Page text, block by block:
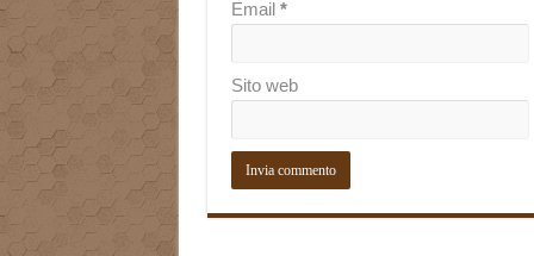
Email *
Sito web